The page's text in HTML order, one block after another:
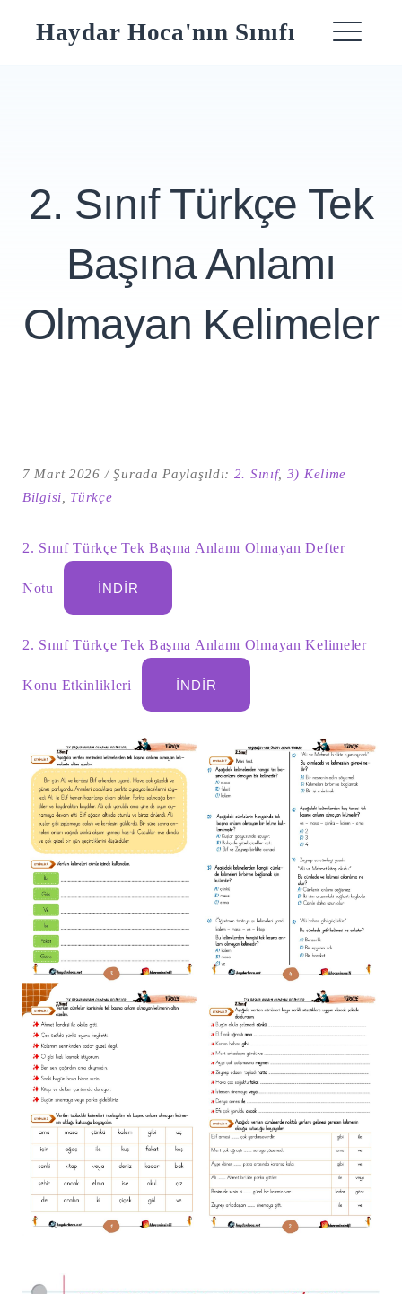
Haydar Hoca'nın Sınıfı
için
2. Sınıf Türkçe Tek
Başına Anlamı
Olmayan Kelimeler
7 Mart 2026 Şurada Paylaşıldı: 2. Sınıf, 3) Kelime
Bilgisi
Türkçe
2. Sınıf Türkçe Tek Başına Anlamı Olmayan Defter
Notu İNDIR
2. Sınıf Türkçe Tek Başına Anlamı Olmayan Kelimeler
Konu Etkinlikleri İNDIR